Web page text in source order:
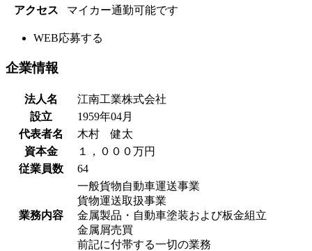
アクセス
マイカー通勤可能です
WEB応募する
企業情報
法人名
江南工業株式会社
設立
1959年04月
代表者名
木村 健太
資本金
１，０００万円
従業員数
64
業務内容
一般貨物自動車運送事業
貨物運送取扱事業
金属製品・自動車塗装および板金組立
金属屑売買
前記に付帯する一切の業務